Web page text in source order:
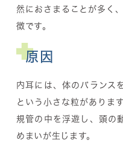
然におさまることが多く
徴です。
原因
内耳には、体のバランス
という小さな粒がありま
規管の中を浮遊し、頭の
めまいが生じます。